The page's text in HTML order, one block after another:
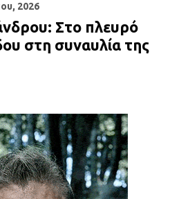
2026
Στο πλευρό
στη συναυλία της